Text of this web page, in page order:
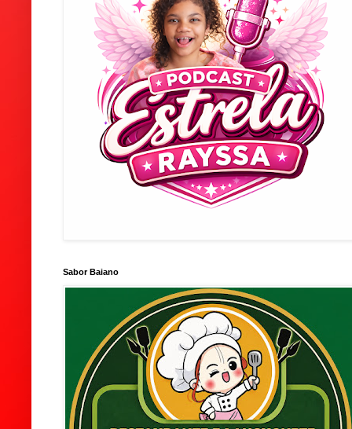
Sabor Baiano